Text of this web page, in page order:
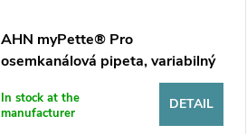
AHN myPette® Pro
osemkanálová pipeta, variabilný
In stock at the
manufacturer
DETAIL